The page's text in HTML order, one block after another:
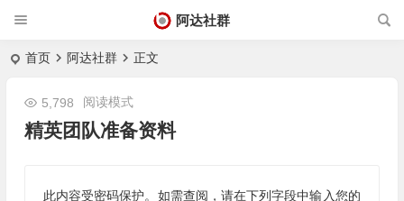
阿达社群
首页 阿达社群 正文
精英团队准备资料
5,798 阅读模式
此内容受密码保护。如需查阅，请在下列字段中输入您的